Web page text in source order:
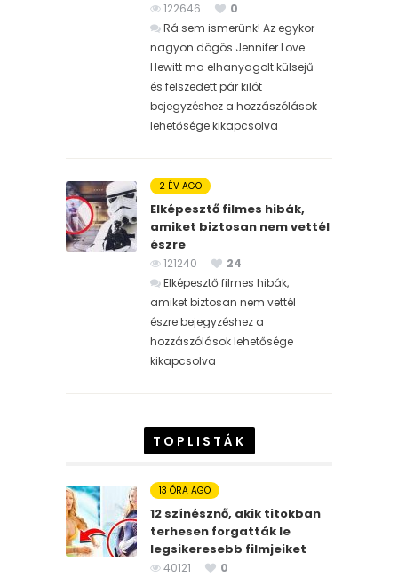
122646
0
Rá sem ismerünk! Az egykor
nagyon dögös Jennifer Love
Hewitt ma elhanyagolt külsejű
és felszedett pár kilót
bejegyzéshez a hozzászólások
lehetősége kikapcsolva
2 ÉV AGO
Elképesztő filmes hibák,
amiket biztosan nem vettél
észre
121240
24
Elképesztő filmes hibák,
amiket biztosan nem vettél
észre bejegyzéshez a
hozzászólások lehetősége
kikapcsolva
TOPLISTÁK
13 ÓRA AGO
12 színésznő, akik titokban
terhesen forgatták le
legsikeresebb filmjeiket
40121 0